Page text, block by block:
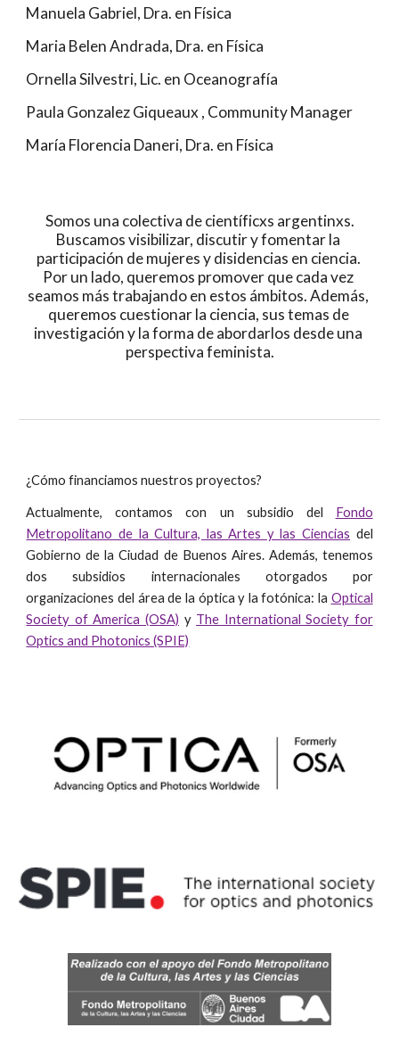
Manuela Gabriel, Dra. en Física
Maria Belen Andrada, Dra. en Física
Ornella Silvestri, Lic. en Oceanografía
Paula Gonzalez Giqueaux , Community Manager
María Florencia Daneri, Dra. en Física
Buscamos visibilizar, discutir y fomentar la
participación de mujeres y disidencias en ciencia.
Por un lado, queremos promover que cada vez
seamos más trabajando en estos ámbitos. Además,
queremos cuestionar la ciencia, sus temas de
investigación y la forma de abordarlos desde una
perspectiva feminista.
¿Cómo financiamos nuestros proyectos?
Actualmente, contamos con un subsidio del Fondo
Metropolitano de la Cultura, las Artes y las Ciencias del
Gobierno de la Ciudad de Buenos Aires. Además, tenemos
dos subsidios internacionales otorgados por
organizaciones del área de la óptica y la fotónica: la Optical
Society of America (OSA) y The International Society for
Optics and Photonics (SPIE)